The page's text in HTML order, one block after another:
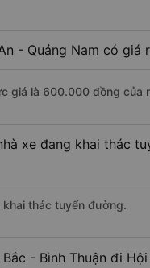
- Quảng Nam có giá
giá là 600.000 đồng của
xe đang khai thác
khai thác tuyến đường.
Bắc - Bình Thuận đi